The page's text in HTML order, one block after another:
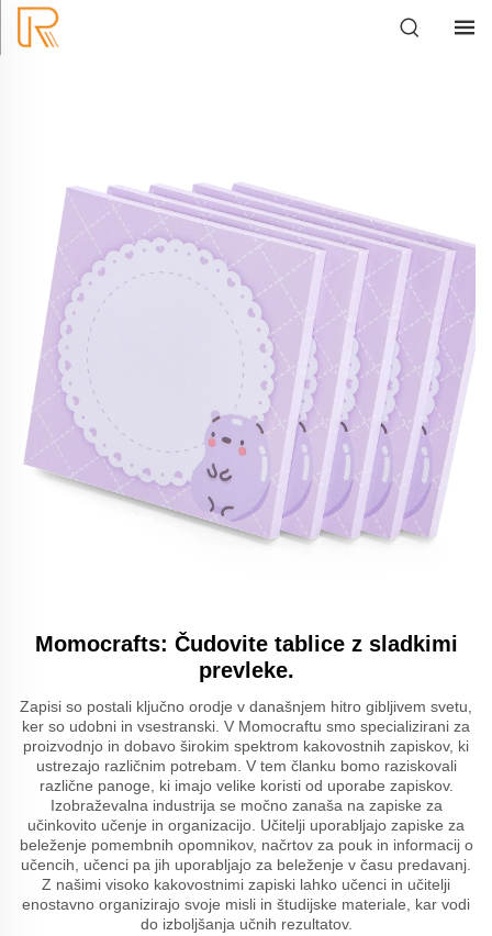
Momocrafts: Čudovite tablice z sladkimi
prevleke.
Zapisi so postali ključno orodje v današnjem hitro gibljivem svetu,
ker so udobni in vsestranski. V Momocraftu smo specializirani za
proizvodnjo in dobavo širokim spektrom kakovostnih zapiskov, ki
ustrezajo različnim potrebam. V tem članku bomo raziskovali
različne panoge, ki imajo velike koristi od uporabe zapiskov.
Izobraževalna industrija se močno zanaša na zapiske za
učinkovito učenje in organizacijo. Učitelji uporabljajo zapiske za
beleženje pomembnih opomnikov, načrtov za pouk in informacij o
učencih, učenci pa jih uporabljajo za beleženje v času predavanj.
Z našimi visoko kakovostnimi zapiski lahko učenci in učitelji
enostavno organizirajo svoje misli in študijske materiale, kar vodi
do izboljšanja učnih rezultatov.